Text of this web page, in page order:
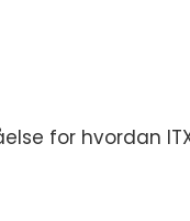
for hvordan